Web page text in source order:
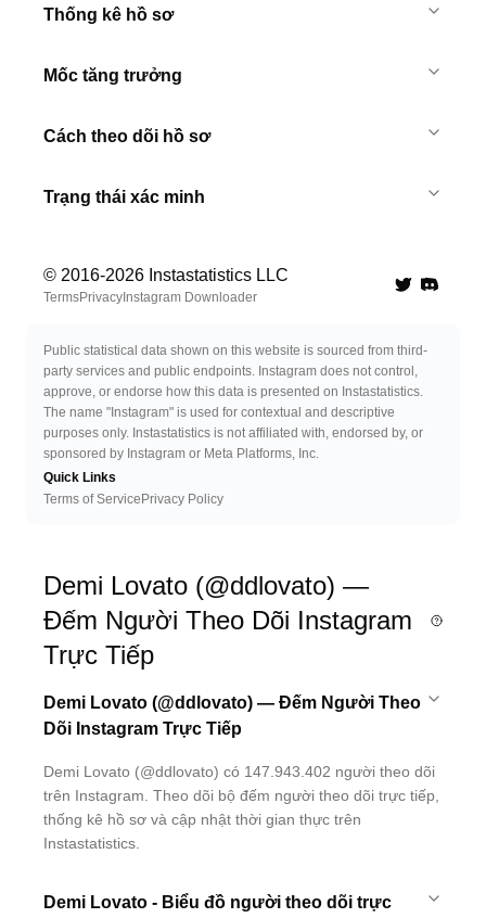
Thống kê hồ sơ
Mốc tăng trưởng
Cách theo dõi hồ sơ
Trạng thái xác minh
© 2016-2026 Instastatistics LLC
TermsPrivacy Instagram Downloader TwitterDiscord
Public statistical data shown on this website is sourced from third-
party services and public endpoints. Instagram does not control,
approve, or endorse how this data is presented on Instastatistics.
The name "Instagram" is used for contextual and descriptive
purposes only. Instastatistics is not affiliated with, endorsed by, or
sponsored by Instagram or Meta Platforms, Inc.
Quick Links
Terms of Service Privacy Policy
Demi Lovato (@ddlovato) —
Đếm Người Theo Dõi Instagram
Trực Tiếp
Demi Lovato (@ddlovato) — Đếm Người Theo
Dõi Instagram Trực Tiếp
Demi Lovato (@ddlovato) có 147.943.402 người theo dõi
trên Instagram. Theo dõi bộ đếm người theo dõi trực tiếp,
thống kê hồ sơ và cập nhật thời gian thực trên
Instastatistics.
Demi Lovato - Biểu đồ người theo dõi trực